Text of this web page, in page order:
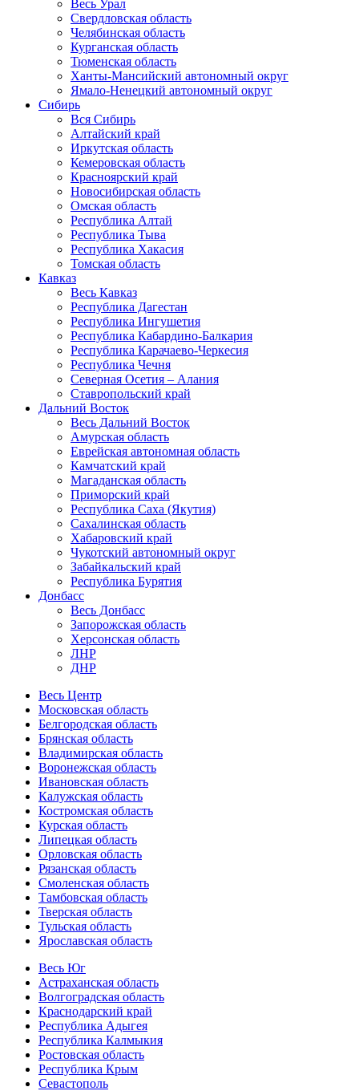
Весь Урал
Свердловская область
Челябинская область
Курганская область
Тюменская область
Ханты-Мансийский автономный округ
Ямало-Ненецкий автономный округ
Сибирь
Вся Сибирь
Алтайский край
Иркутская область
Кемеровская область
Красноярский край
Новосибирская область
Омская область
Республика Алтай
Республика Тыва
Республика Хакасия
Томская область
Кавказ
Весь Кавказ
Республика Дагестан
Республика Ингушетия
Республика Кабардино-Балкария
Республика Карачаево-Черкесия
Республика Чечня
Северная Осетия – Алания
Ставропольский край
Дальний Восток
Весь Дальний Восток
Амурская область
Еврейская автономная область
Камчатский край
Магаданская область
Приморский край
Республика Саха (Якутия)
Сахалинская область
Хабаровский край
Чукотский автономный округ
Забайкальский край
Республика Бурятия
Донбасс
Весь Донбасс
Запорожская область
Херсонская область
ЛНР
ДНР
Весь Центр
Московская область
Белгородская область
Брянская область
Владимирская область
Воронежская область
Ивановская область
Калужская область
Костромская область
Курская область
Липецкая область
Орловская область
Рязанская область
Смоленская область
Тамбовская область
Тверская область
Тульская область
Ярославская область
Весь Юг
Астраханская область
Волгоградская область
Краснодарский край
Республика Адыгея
Республика Калмыкия
Ростовская область
Республика Крым
Севастополь